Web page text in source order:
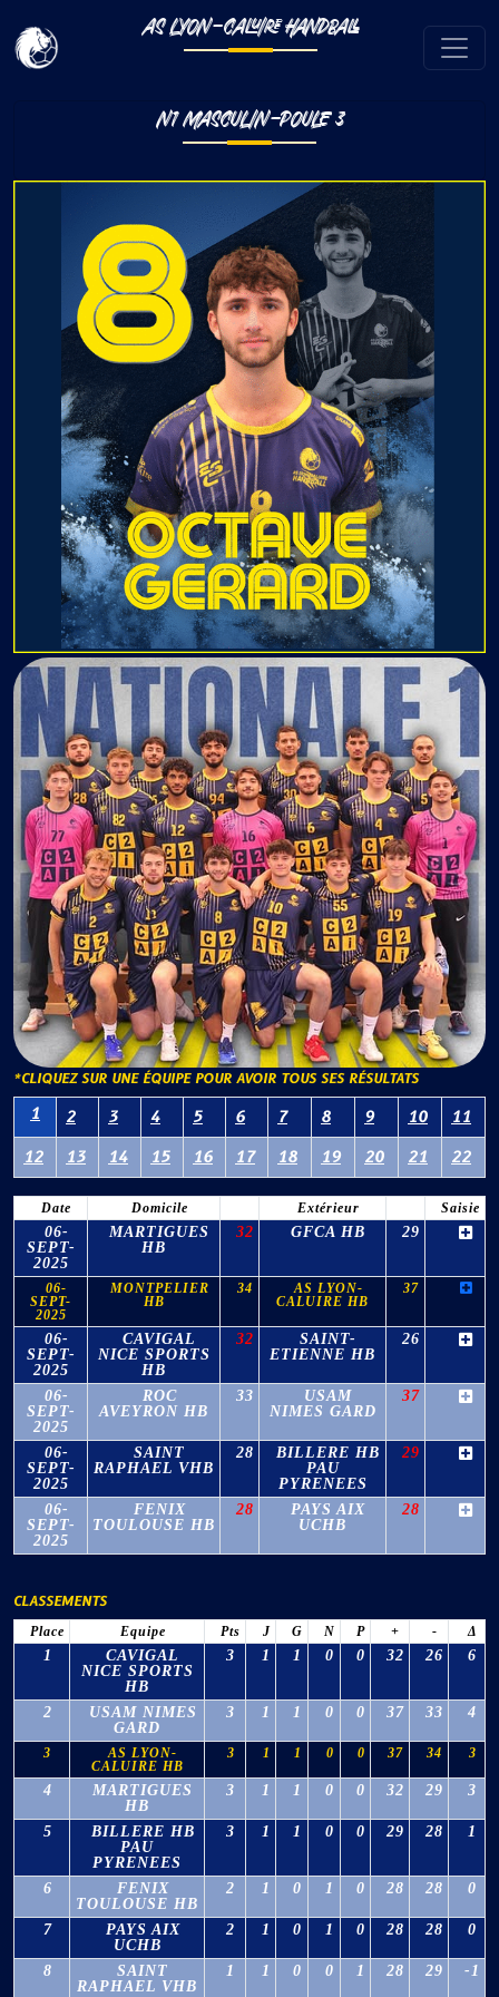
AS LYON-CALUIRE HANDBALL
N1 MASCULIN-POULE 3
*CLIQUEZ SUR UNE ÉQUIPE POUR AVOIR TOUS SES RÉSULTATS
1 2 3 4 5 6 7 8 9 10
11
12
13 14 15 16 17 18 19 20 21 22
Date Domicile Extérieur Saisie
06-
SEPT-
2025
MARTIGUES
HB
32 GFCA HB 29
06-
SEPT-
2025
MONTPELIER
HB
34
AS LYON-
CALUIRE HB
37
06-
SEPT-
2025
CAVIGAL
NICE SPORTS
HB
32
SAINT-
ETIENNE HB
26
06-
SEPT-
2025
ROC
AVEYRON HB
33
USAM
NIMES GARD
37
06-
SEPT-
2025
SAINT
RAPHAEL VHB
28
BILLERE HB
PAU
PYRENEES
29
06-
SEPT-
2025
FENIX
TOULOUSE HB
28
PAYS AIX
UCHB
28
CLASSEMENTS
Place Equipe Pts J G N P + - Δ
1
CAVIGAL
NICE SPORTS
HB
3 1 1 0 0 32 26 6
2
USAM NIMES
GARD
3 1 1 0 0 37 33 4
3
AS LYON-
CALUIRE HB
3 1 1 0 0 37 34 3
4
MARTIGUES
HB
3 1 1 0 0 32 29 3
5
BILLERE HB
PAU
PYRENEES
3 1 1 0 0 29 28 1
6
FENIX
TOULOUSE HB
2 1 0 1 0 28 28 0
7
PAYS AIX
UCHB
2 1 0 1 0 28 28 0
8
SAINT
RAPHAEL VHB
1 1 0 0 1 28 29 -1